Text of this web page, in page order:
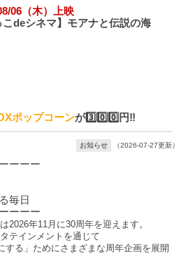
06（木）上映
こdeシネマ】モアナと伝説の海
ポップコーンが3️⃣0️⃣0️⃣円‼️
お知らせ （2026-07-27更新）
ーーー
毎日
ーーー
2026年11月に30周年を迎えます。
テインメントを通じて
する」ためにさまざまな周年企画を展開